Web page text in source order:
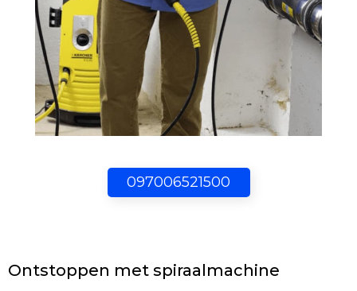
097006521500
Ontstoppen met spiraalmachine